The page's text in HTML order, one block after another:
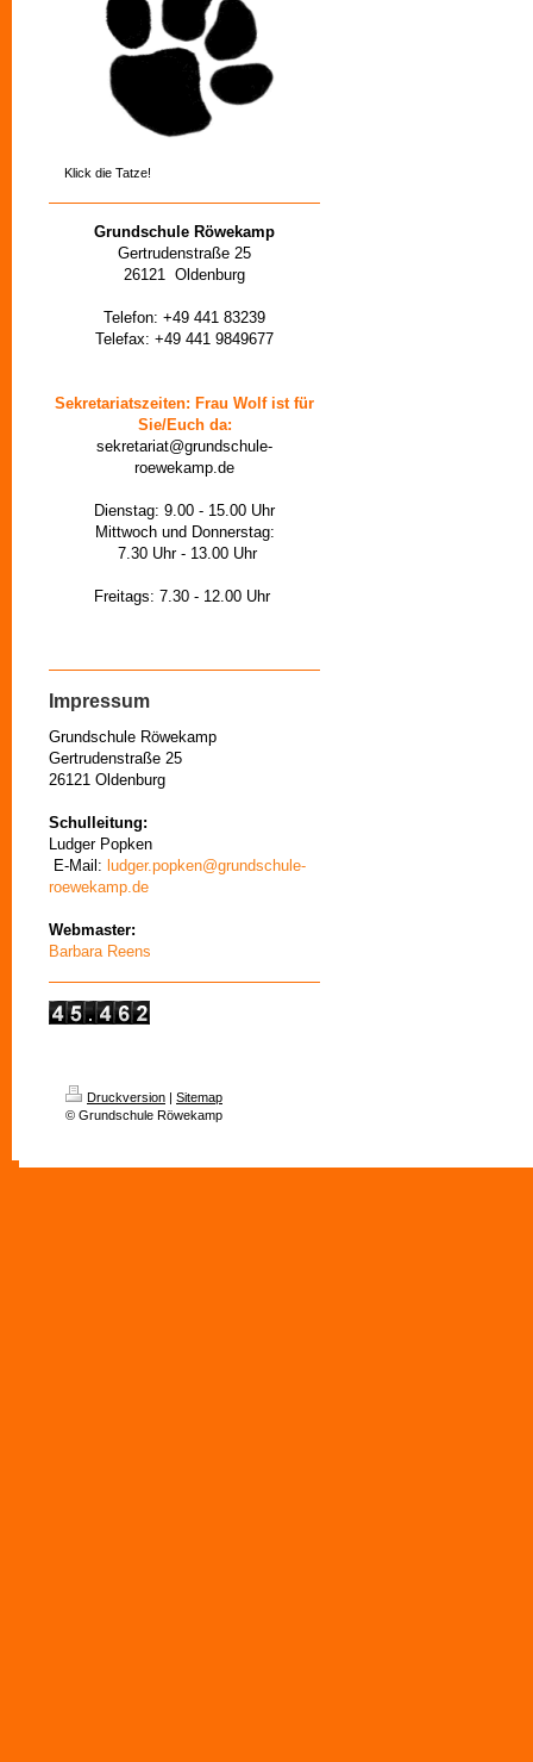
Klick die Tatze!
Grundschule Röwekamp
Gertrudenstraße 25
26121 Oldenburg
Telefon: +49 441 83239
Telefax: +49 441 9849677
Sekretariatszeiten: Frau Wolf ist für
Sie/Euch da:
sekretariat@grundschule-
roewekamp.de
Dienstag: 9.00 - 15.00 Uhr
Mittwoch und Donnerstag:
7.30 Uhr - 13.00 Uhr
Freitags: 7.30 - 12.00 Uhr
Impressum
Grundschule Röwekamp
Gertrudenstraße 25
26121 Oldenburg
Schulleitung:
Ludger Popken
E-Mail: ludger.popken@grundschule-
roewekamp.de
Webmaster:
Barbara Reens
Druckversion | Sitemap
© Grundschule Röwekamp